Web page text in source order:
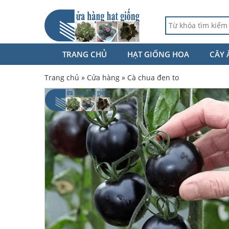
TRANG CHỦ HẠT GIỐNG HOA CÂY
Trang chủ » Cửa hàng » Cà chua đen to